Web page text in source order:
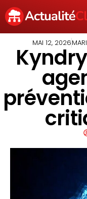
MAI 12, 2026